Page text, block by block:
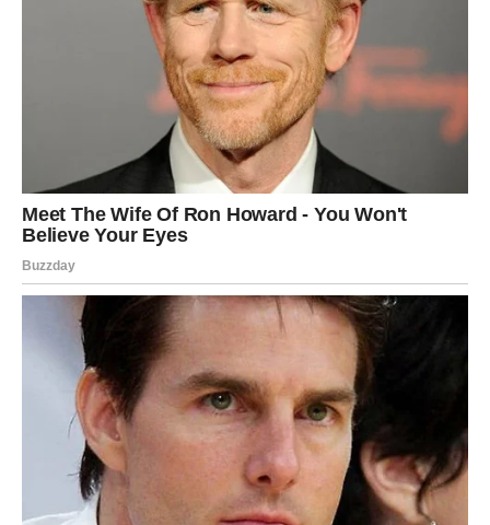
koristi se zbog svojih umirujućih svojstava, sposobnosti
smanjenja stresa i sposobnosti poboljšanja kognitivne oštrine.
Slično tome, čaj od kadulje često se konzumira za poboljšanje
U brojnim kućanstvima kadulja je nezaobilazna biljka zbog
svoje svestranosti i mnoštva blagodati koje pruža za zdravlje i
cjelokupnu dobrobit. Bilo da se koristi u medicini, kulinarstvu ili
aromaterapiji, kadulja ima jedinstvenu i nezamjenjivu poziciju.
Oglasi